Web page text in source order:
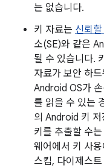
는 없습니다.
키 자료는 신뢰
소(SE)와 같은
될 수 있습니다.
자료가 보안 하
Android OS가
를 읽을 수 있는
의 Android 키 저
키를 추출할 수
웨어에서 키 사
스킴, 다이제스